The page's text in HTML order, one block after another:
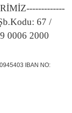
67 /
0006 2000
IBAN NO: